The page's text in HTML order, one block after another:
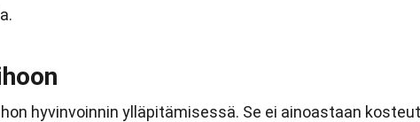
hyvinvoinnin ylläpitämisessä. Se ei ainoastaan